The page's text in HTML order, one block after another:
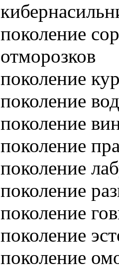
поколение
отморозков
поколение
поколение
поколение
поколение
поколение
поколение
поколение
поколение
поколение